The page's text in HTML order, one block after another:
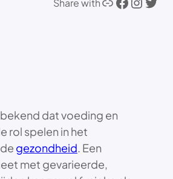
Share with
dat voeding en
rol spelen in het
gezondheid. Een
met gevarieerde,